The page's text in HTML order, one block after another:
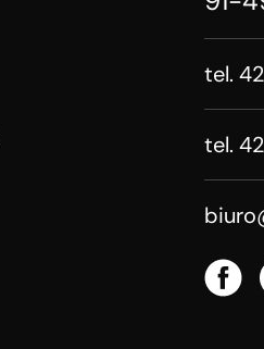
tel. 42
tel. 42